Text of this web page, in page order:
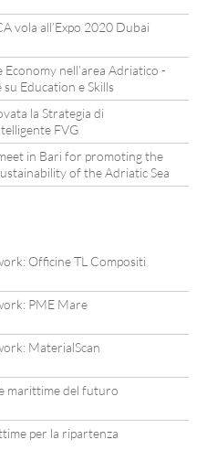
vola all’Expo 2020 Dubai
Economy nell’area Adriatico -
Education e Skills
la Strategia di
FVG
in Bari for promoting the
of the Adriatic Sea
Officine TL Compositi
PME Mare
MaterialScan
marittime del futuro
per la ripartenza